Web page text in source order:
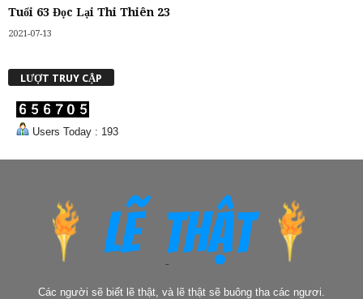
Tuổi 63 Đọc Lại Thi Thiên 23
2021-07-13
LƯỢT TRUY CẬP
Users Today : 193
Các người sẽ biết lẽ thật, và lẽ thật sẽ buông tha các ngươi.